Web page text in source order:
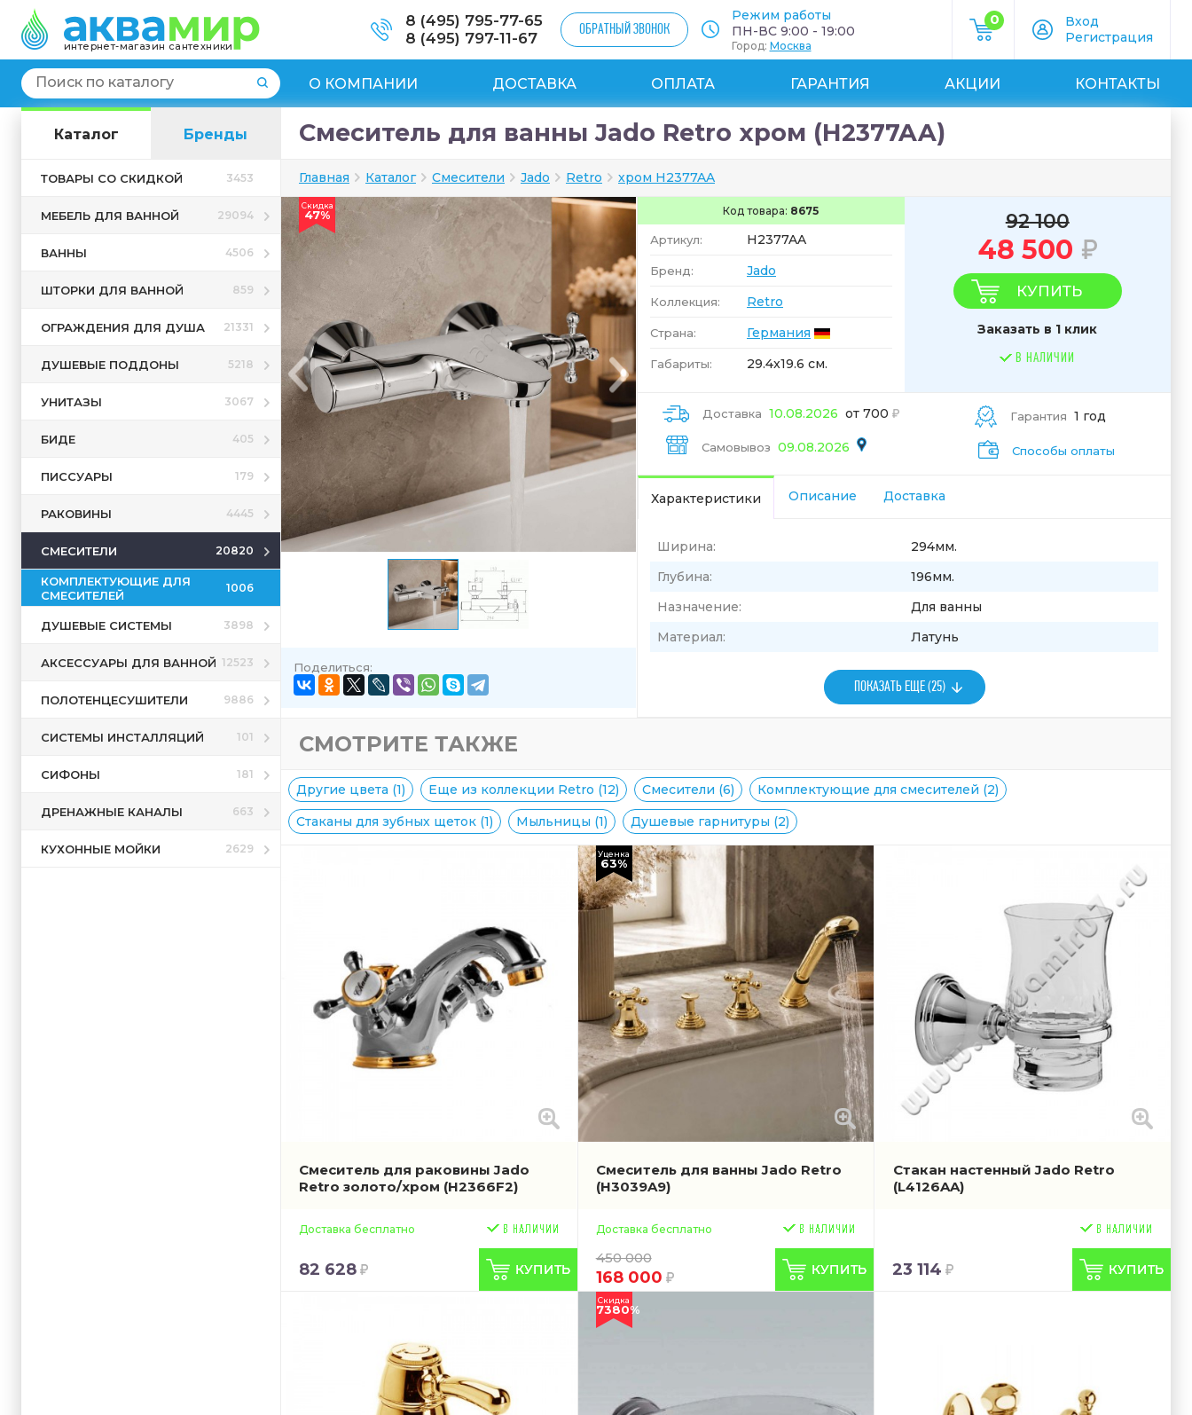
интернет-магазин сантехники
8 (495) 795-77-65
8 (495) 797-11-67
ОБРАТНЫЙ ЗВОНОК
Режим работы
ПН-ВС 9:00 - 19:00
Город: Москва
0
Вход
Регистрация
О КОМПАНИИ ДОСТАВКА ОПЛАТА ГАРАНТИЯ АКЦИИ КОНТАКТЫ
Каталог Бренды
ТОВАРЫ СО СКИДКОЙ 3453
МЕБЕЛЬ ДЛЯ ВАННОЙ 29094
ВАННЫ 4506
ШТОРКИ ДЛЯ ВАННОЙ 859
ОГРАЖДЕНИЯ ДЛЯ ДУША 21331
ДУШЕВЫЕ ПОДДОНЫ 5218
УНИТАЗЫ 3067
БИДЕ 405
ПИССУАРЫ 179
РАКОВИНЫ 4445
СМЕСИТЕЛИ 20820
КОМПЛЕКТУЮЩИЕ ДЛЯ
СМЕСИТЕЛЕЙ
1006
ДУШЕВЫЕ СИСТЕМЫ 3898
АКСЕССУАРЫ ДЛЯ ВАННОЙ 12523
ПОЛОТЕНЦЕСУШИТЕЛИ 9886
СИСТЕМЫ ИНСТАЛЛЯЦИЙ 101
СИФОНЫ 181
ДРЕНАЖНЫЕ КАНАЛЫ 663
КУХОННЫЕ МОЙКИ 2629
Смеситель для ванны Jado Retro хром (H2377AA)
Главная Каталог Смесители Jado Retro хром H2377AA
Скидка
47%
Поделиться:
Код товара: 8675
Артикул: H2377AA
Бренд: Jado
Коллекция: Retro
Страна: Германия
Габариты: 29.4x19.6 см.
92 100
48 500
КУПИТЬ
Заказать в 1 клик
В НАЛИЧИИ
Доставка 10.08.2026 от 700
Самовывоз 09.08.2026
Гарантия 1 год
Способы оплаты
Характеристики Описание Доставка
Ширина:
294мм.
Глубина:
196мм.
Назначение:
Для ванны
Материал:
Латунь
ПОКАЗАТЬ ЕЩЕ (25)
СМОТРИТЕ ТАКЖЕ
Другие цвета (1) Еще из коллекции Retro (12) Смесители (6)
Комплектующие для смесителей (2)
Стаканы для зубных щеток (1)
Мыльницы (1) Душевые гарнитуры (2)
Смеситель для раковины Jado
Retro золото/хром (H2366F2)
Доставка бесплатно
82 628
Смеситель для ванны Jado Retro
(H3039A9)
Уценка
63%
Доставка бесплатно
450 000
168 000
Стакан настенный Jado Retro
(L4126AA)
23 114
Скидка
7380%